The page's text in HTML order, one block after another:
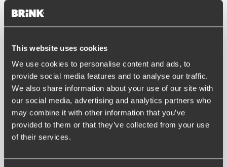
This website uses cookies
We use cookies to personalise content and ads, to
provide social media features and to analyse our traffic.
We also share information about your use of our site with
our social media, advertising and analytics partners who
may combine it with other information that you’ve
provided to them or that they’ve collected from your use
of their services.